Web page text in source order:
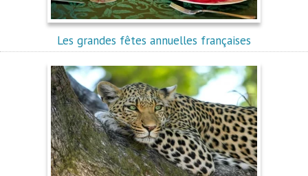
Les grandes fêtes annuelles françaises